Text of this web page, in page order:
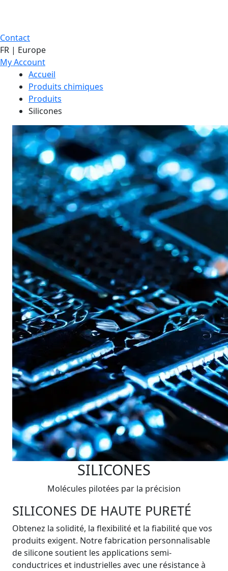
Contact
FR | Europe
My Account
Accueil
Produits chimiques
Produits
Silicones
SILICONES
Molécules pilotées par la précision
SILICONES DE HAUTE PURETÉ
Obtenez la solidité, la flexibilité et la fiabilité que vos
produits exigent. Notre fabrication personnalisable
de silicone soutient les applications semi-
conductrices et industrielles avec une résistance à